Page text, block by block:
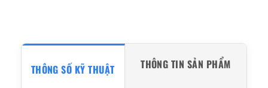
THÔNG SỐ KỸ THUẬT THÔNG TIN SẢN PHẨM